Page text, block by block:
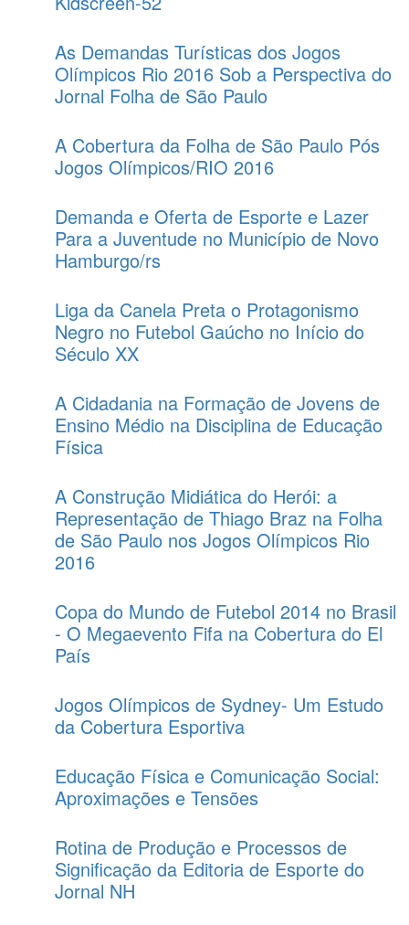
As Demandas Turísticas dos Jogos
Olímpicos Rio 2016 Sob a Perspectiva do
Jornal Folha de São Paulo
A Cobertura da Folha de São Paulo Pós
Jogos Olímpicos/RIO 2016
Demanda e Oferta de Esporte e Lazer
Para a Juventude no Município de Novo
Hamburgo/rs
Liga da Canela Preta o Protagonismo
Negro no Futebol Gaúcho no Início do
Século XX
A Cidadania na Formação de Jovens de
Ensino Médio na Disciplina de Educação
Física
A Construção Midiática do Herói: a
Representação de Thiago Braz na Folha
de São Paulo nos Jogos Olímpicos Rio
2016
Copa do Mundo de Futebol 2014 no Brasil
- O Megaevento Fifa na Cobertura do El
País
Jogos Olímpicos de Sydney- Um Estudo
da Cobertura Esportiva
Educação Física e Comunicação Social:
Aproximações e Tensões
Rotina de Produção e Processos de
Significação da Editoria de Esporte do
Jornal NH